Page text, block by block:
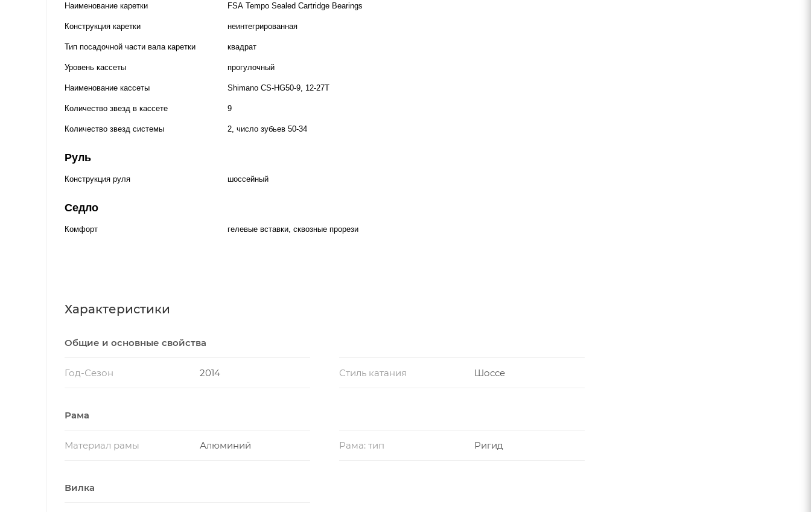
Наименование каретки FSA Tempo Sealed Cartridge Bearings
Конструкция каретки неинтегрированная
Тип посадочной части вала каретки квадрат
Уровень кассеты прогулочный
Наименование кассеты Shimano CS-HG50-9, 12-27T
Количество звезд в кассете 9
Количество звезд системы 2, число зубьев 50-34
Руль
Конструкция руля шоссейный
Седло
Комфорт гелевые вставки, сквозные прорези
Характеристики
Общие и основные свойства
Год-Сезон 2014 Стиль катания Шоссе
Рама
Материал рамы Алюминий Рама: тип Ригид
Вилка